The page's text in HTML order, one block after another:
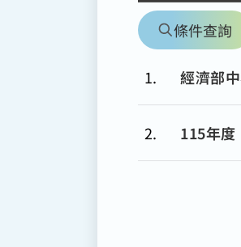
條件查詢
1 經濟部
2 115年